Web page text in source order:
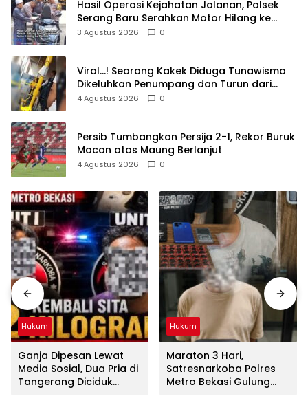
Hasil Operasi Kejahatan Jalanan, Polsek
Serang Baru Serahkan Motor Hilang ke
Pemilik
3 Agustus 2026 0
Viral…! Seorang Kakek Diduga Tunawisma
Dikeluhkan Penumpang dan Turun dari
TransJakarta Karena Bau Badan
4 Agustus 2026 0
Persib Tumbangkan Persija 2-1, Rekor Buruk
Macan atas Maung Berlanjut
4 Agustus 2026 0
Hukum
Ganja Dipesan Lewat
Media Sosial, Dua Pria di
Tangerang Diciduk
Hukum
Maraton 3 Hari,
Satresnarkoba Polres
Metro Bekasi Gulung